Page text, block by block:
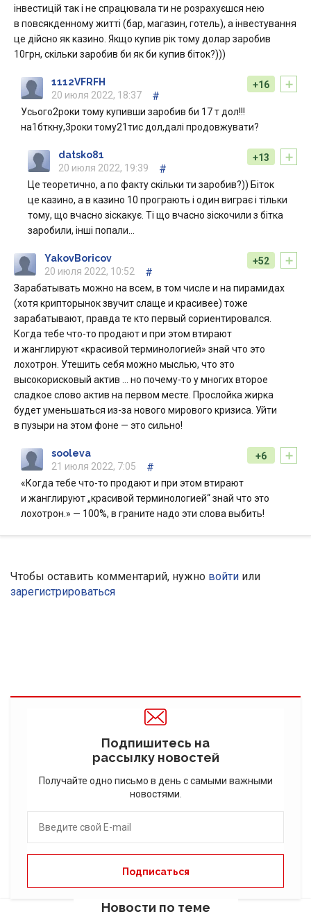
інвестицій так і не спрацювала ти не розрахуєшся нею
в повсякденному житті (бар, магазин, готель), а інвестування
це дійсно як казино. Якщо купив рік тому долар заробив
10грн, скільки заробив би як би купив біток?)))
+
+16
1112VFRFH
20 июля 2022, 18:37
#
Усього2роки тому купивши заробив би 17 т дол!!!
на1бткну,3роки тому21тис дол,далі продовжувати?
+
+13
datsko81
20 июля 2022, 19:39
#
Це теоретично, а по факту скільки ти заробив?)) Біток
це казино, а в казино 10 програють і один виграє і тільки
тому, що вчасно зіскакує. Ті що вчасно зіскочили з бітка
заробили, інші попали…
+
+52
YakovBoricov
20 июля 2022, 10:52
#
Зарабатывать можно на всем, в том числе и на пирамидах
(хотя крипторынок звучит слаще и красивее) тоже
зарабатывают, правда те кто первый сориентировался.
Когда тебе что-то продают и при этом втирают
и жанглируют «красивой терминологией» знай что это
лохотрон. Утешить себя можно мыслью, что это
высокорисковый актив … но почему-то у многих второе
сладкое слово актив на первом месте. Прослойка жирка
будет уменьшаться из-за нового мирового кризиса. Уйти
в пузыри на этом фоне — это сильно!
+
+6
sooleva
21 июля 2022, 7:05
#
«Когда тебе что-то продают и при этом втирают
и жанглируют „красивой терминологией“ знай что это
лохотрон.» — 100%, в граните надо эти слова выбить!
Чтобы оставить комментарий, нужно войти или
зарегистрироваться
Подпишитесь на
рассылку новостей
Получайте одно письмо в день с самыми важными
новостями.
Новости по теме